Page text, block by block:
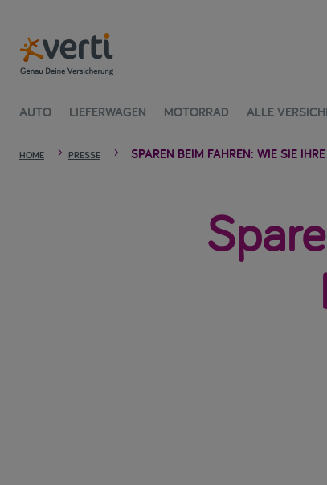
AUTO LIEFERWAGEN MOTORRAD ALLE
HOME 5 PRESSE 5 SPAREN BEIM FAHREN: WIE SIE